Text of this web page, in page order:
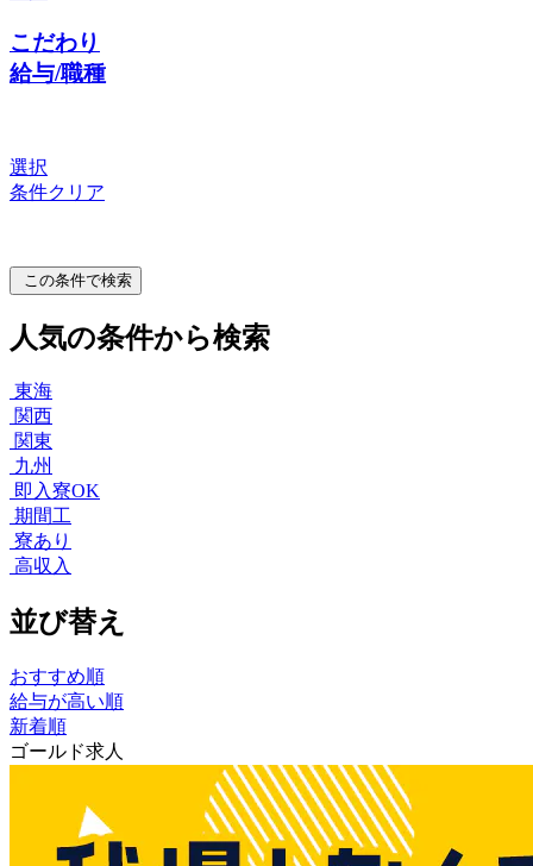
こだわり
給与/職種
選択
条件クリア
この条件で検索
人気の条件から検索
東海
関西
関東
九州
即入寮OK
期間工
寮あり
高収入
並び替え
おすすめ順
給与が高い順
新着順
ゴールド求人